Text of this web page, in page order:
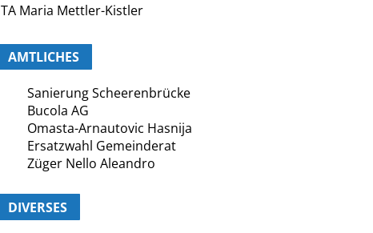
TA Maria Mettler-Kistler
AMTLICHES
Sanierung Scheerenbrücke
Bucola AG
Omasta-Arnautovic Hasnija
Ersatzwahl Gemeinderat
Züger Nello Aleandro
DIVERSES